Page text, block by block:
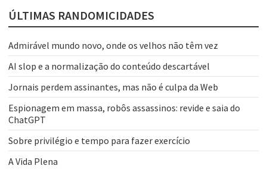
ÚLTIMAS RANDOMICIDADES
Admirável mundo novo, onde os velhos não têm vez
AI slop e a normalização do conteúdo descartável
Jornais perdem assinantes, mas não é culpa da Web
Espionagem em massa, robôs assassinos: revide e saia do
ChatGPT
Sobre privilégio e tempo para fazer exercício
A Vida Plena